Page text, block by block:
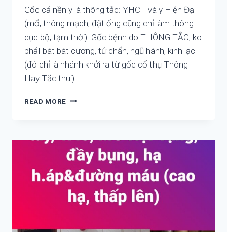
LÀ
ĐƯỢC
Gốc cả nền y là thông tắc: YHCT và y Hiện Đại
(mổ, thông mạch, đặt ống cũng chỉ làm thông
cục bộ, tạm thời). Gốc bệnh do THÔNG TẮC, ko
phảI bát bát cương, tứ chẩn, ngũ hành, kinh lạc
(đó chỉ là nhánh khởi ra từ gốc cổ thụ Thông
Hay Tắc thui)….
READ MORE GỐC
LÀ
THÔNG
TẮC:
YHCT
VÀ
HIỆN